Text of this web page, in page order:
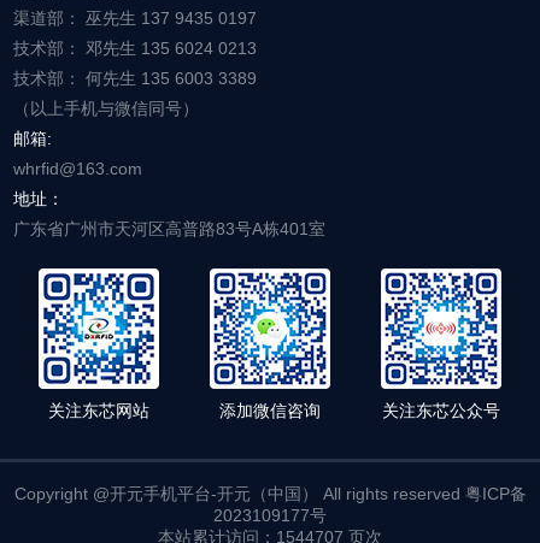
渠道部： 巫先生 137 9435 0197
技术部： 邓先生 135 6024 0213
技术部： 何先生 135 6003 3389
（以上手机与微信同号）
邮箱:
whrfid@163.com
地址：
广东省广州市天河区高普路83号A栋401室
关注东芯网站 添加微信咨询 关注东芯公众号
Copyright @开元手机平台-开元（中国） All rights reserved 粤ICP备
2023109177号
本站累计访问：1544707 页次